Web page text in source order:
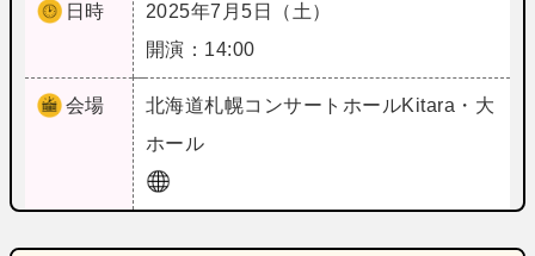
日時
2025年7月5日（土）
開演：14:00
会場 北海道札幌コンサートホールKitara・大
ホール